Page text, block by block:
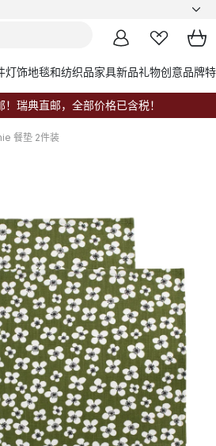
灯饰地毯和纺织品家具新品礼物创意品牌
瑞典直邮，全部价格已含税！
餐垫 2件装